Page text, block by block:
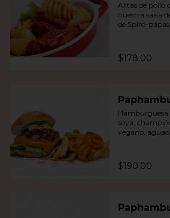
Alitas de pollo
nuestra salsa
de Spiro-
$178.00
Hamburguesa
soya,
vegano,
$190.00